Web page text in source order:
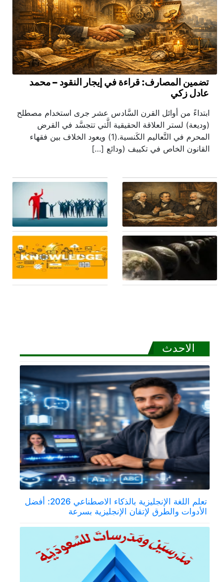
تضمين المصارف: قراءة في إيجار النقود – محمد
عادل زكي
ابتداءً من أوائل القرن السَّادس عشر جرى استخدام مصطلح
(وديعة) لستر العلاقة الحقيقية الَّتي تتجسَّد في القرض
المحرم في التَّعاليم الكَنسية.(1) ويعود الخلاف بين فقهاء
القانون الخاص في تكييف (ودائع […]
لاهوت القيمة – بقلم:
محمد عادل زكي
الفرق بين المستبد
والديكتاتور والطاغية
الاحدث
تعلم اللغة الإنجليزية بالذكاء الاصطناعي 2026: أفضل
الأدوات والطرق لإتقان الإنجليزية بسرعة